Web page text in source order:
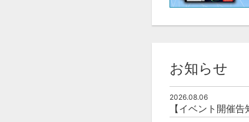
お知らせ
2026.08.06